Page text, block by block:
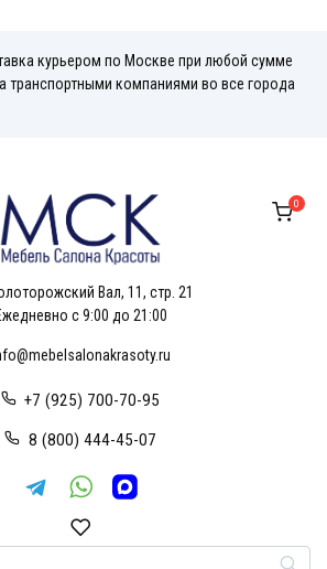
курьером по Москве при любой сумме
транспортными компаниями во все города
Вал, 11, стр. 21
с 9:00 до 21:00
+7 (925) 700-70-95
8 (800) 444-45-07
0